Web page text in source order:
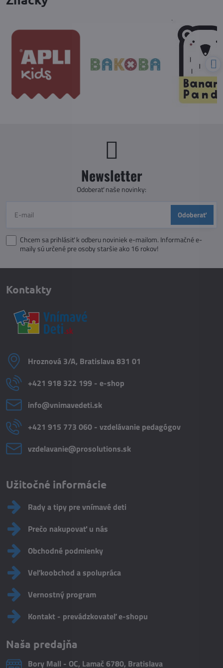
Newsletter
Odoberať naše novinky:
Odoberať
Chcem sa prihlásiť k odberu noviniek e-mailom. Informačné e-
maily sú určené pre osoby staršie ako 16 rokov!
Kontakty
Hroznová 3/A, Bratislava 831 01
+421 918 322 199 - e-shop
info​@vnimavedeti​.sk
+421 915 773 060 - vzdelávanie pedagógov
vzdelavanie​@prosolutions​.sk
Užitočné informácie
Rady a tipy pre vnímavé deti
Prečo nakupovať u nás
Obchodné podmienky
Veľkoobchod a spolupráca
Vernostný program
Kontakt - prevádzkovateľ e-shopu
Naša predajňa
Bory Mall - OC, Lamač 6780, Bratislava